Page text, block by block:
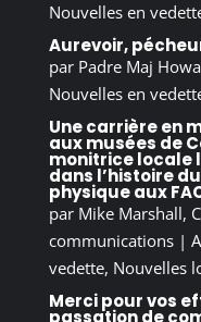
Nouvelles en
Aurevoir,
par Padre Maj
Nouvelles en
Une carrière en
aux musées de
monitrice locale
dans l’histoire
physique aux
par Mike Marshall,
communications|
vedette, Nouvelles
Merci pour vos
passation de